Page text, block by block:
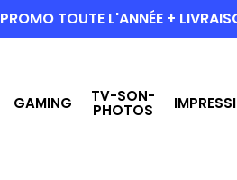
PROMO TOUTE L'ANNÉE +
GAMING TV-SON-
PHOTOS